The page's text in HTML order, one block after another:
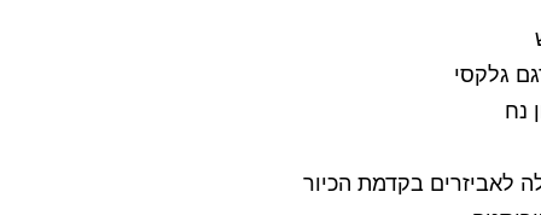
גלקסי
לאביזרים בקדמת הכיור